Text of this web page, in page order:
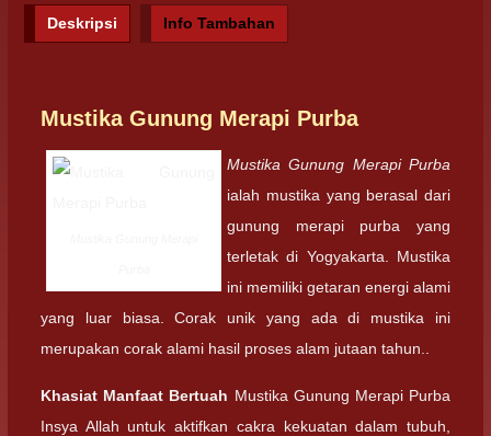
Deskripsi Info Tambahan
Mustika Gunung Merapi Purba
Mustika Gunung Merapi Purba
ialah mustika yang berasal dari
gunung merapi purba yang
terletak di Yogyakarta. Mustika
ini memiliki getaran energi alami
yang luar biasa. Corak unik yang ada di mustika ini
merupakan corak alami hasil proses alam jutaan tahun..
Khasiat Manfaat Bertuah Mustika Gunung Merapi Purba
Insya Allah untuk aktifkan cakra kekuatan dalam tubuh,